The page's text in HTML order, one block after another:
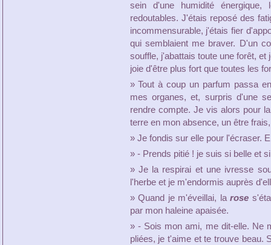
sein d'une humidité énergique,
redoutables. J'étais reposé des
incommensurable, j'étais fier
qui semblaient me braver. D'un
souffle, j'abattais toute une forêt,
joie d'être plus fort que toutes les
» Tout à coup un parfum passa
mes organes, et, surpris d'une
rendre compte. Je vis alors pour
terre en mon absence, un être
» Je fondis sur elle pour l'écraser.
» - Prends pitié ! je suis si belle et
» Je la respirai et une ivresse
l'herbe et je m'endormis auprès
» Quand je m'éveillai, la rose
par mon haleine apaisée.
» - Sois mon ami, me dit-elle. Ne
pliées, je t'aime et te trouve beau.